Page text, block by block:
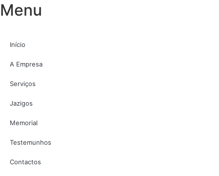
Menu
Início
A Empresa
Serviços
Jazigos
Memorial
Testemunhos
Contactos